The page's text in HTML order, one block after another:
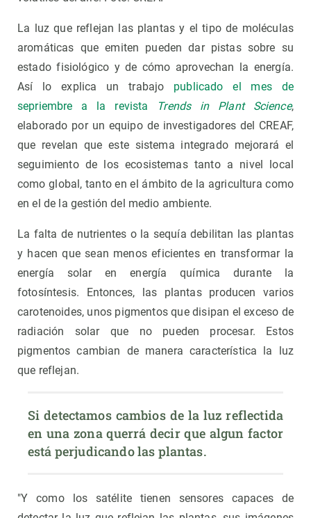
La luz que reflejan las plantas y el tipo de moléculas
aromáticas que emiten pueden dar pistas sobre su
estado fisiológico y de cómo aprovechan la energía.
Así lo explica un trabajo publicado el mes de
sepriembre a la revista
Trends in Plant Science,
elaborado por un equipo de investigadores del CREAF,
que revelan que este sistema integrado mejorará el
seguimiento de los ecosistemas tanto a nivel local
como global, tanto en el ámbito de la agricultura como
en el de la gestión del medio ambiente.
La falta de nutrientes o la sequía debilitan las plantas
y hacen que sean menos eficientes en transformar la
energía solar en energía química durante la
fotosíntesis. Entonces, las plantas producen varios
carotenoides, unos pigmentos que disipan el exceso de
radiación solar que no pueden procesar. Estos
pigmentos cambian de manera característica la luz
que reflejan.
Si detectamos cambios de la luz reflectida
en una zona querrá decir que algun factor
está perjudicando las plantas.
"Y como los satélite tienen sensores capaces de